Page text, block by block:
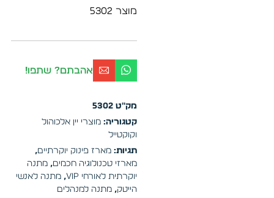
מוצר 5302
אהבתם? שתפו!
מק"ט 5302
קטגוריה: מוצרי יין אלכוהול
וקוקטייל
תגיות: מארז פינוק יוקרתיים,
מארזי טכנולוגיה חכמים, מתנה
יוקרתית לאורחי VIP
, מתנה לאנשי
הייטק, מתנה למנהלים